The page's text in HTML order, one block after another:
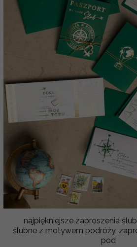
najpiękniejsze zaproszenia
ślubne z motywem podróży,
pod